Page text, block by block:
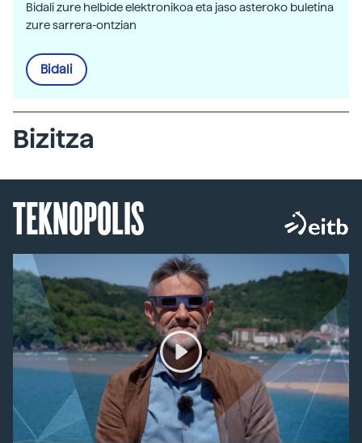
Bidali zure helbide elektronikoa eta jaso asteroko buletina
zure sarrera-ontzian
Bidali
Bizitza
TEKNOPOLIS